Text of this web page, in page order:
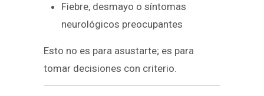
Fiebre, desmayo o síntomas
neurológicos preocupantes
Esto no es para asustarte; es para
tomar decisiones con criterio.